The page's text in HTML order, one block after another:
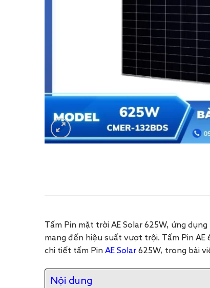
Tấm Pin mặt trời AE Solar 625W, ứng
mang đến hiệu suất vượt trội. Tấm Pin
chi tiết tấm Pin AE Solar 625W, trong bài
Nội dung